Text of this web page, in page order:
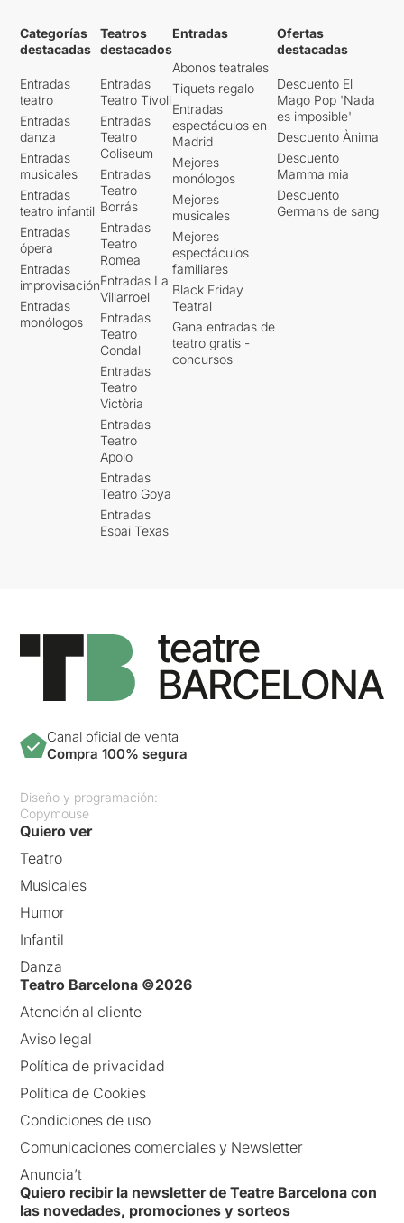
Categorías
destacadas
Entradas
teatro
Entradas
danza
Entradas
musicales
Entradas
teatro infantil
Entradas
ópera
Entradas
improvisación
Entradas
monólogos
Teatros
destacados
Entradas
Teatro Tívoli
Entradas
Teatro
Coliseum
Entradas
Teatro
Borrás
Entradas
Teatro
Romea
Entradas La
Villarroel
Entradas
Teatro
Condal
Entradas
Teatro
Victòria
Entradas
Teatro
Apolo
Entradas
Teatro Goya
Entradas
Espai Texas
Entradas
Abonos teatrales
Tiquets regalo
Entradas
espectáculos en
Madrid
Mejores
monólogos
Mejores
musicales
Mejores
espectáculos
familiares
Black Friday
Teatral
Gana entradas de
teatro gratis -
concursos
Ofertas
destacadas
Descuento El
Mago Pop 'Nada
es imposible'
Descuento Ànima
Descuento
Mamma mia
Descuento
Germans de sang
Canal oficial de venta
Compra 100% segura
Diseño y programación:
Copymouse
Quiero ver
Teatro
Musicales
Humor
Infantil
Danza
Teatro Barcelona ©2026
Atención al cliente
Aviso legal
Política de privacidad
Política de Cookies
Condiciones de uso
Comunicaciones comerciales y Newsletter
Anuncia’t
Quiero recibir la newsletter de Teatre Barcelona con
las novedades, promociones y sorteos